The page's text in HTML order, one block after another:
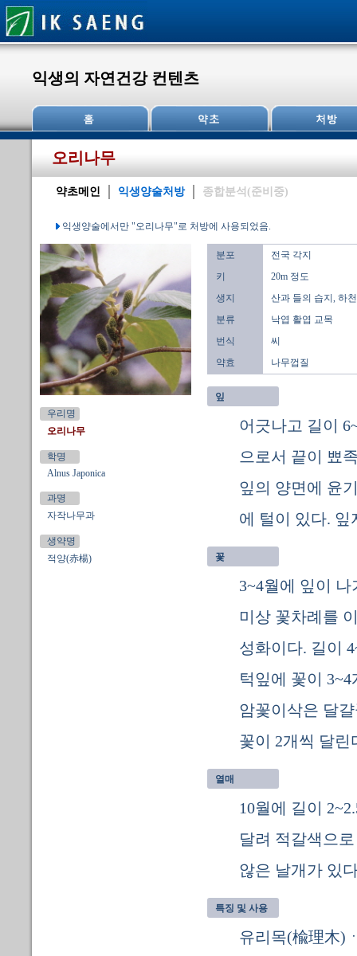
익생의 자연건강 컨텐츠
오리나무
약초메인 익생양술처방 종합분석(준비중)
익생양술에서만 "오리나무"로 처방에 사용되었음.
우리명
오리나무
학명
Alnus Japonica
과명
자작나무과
생약명
적양(赤楊)
분포
전국 각지
키
20m 정도
생지
산과 들의 습지, 하
분류
낙엽 활엽 교목
번식
씨
약효
나무껍질
잎
어긋나고 길이
으로서 끝이 뾰
잎의 양면에 윤
에 털이 있다. 잎
꽃
3~4월에 잎이
미상 꽃차례를
성화이다. 길이
턱잎에 꽃이
암꽃이삭은 달
꽃이 2개씩 달린
열매
10월에 길이
달려 적갈색으
않은 날개가 있
특징 및 사용
유리목(楡理木)